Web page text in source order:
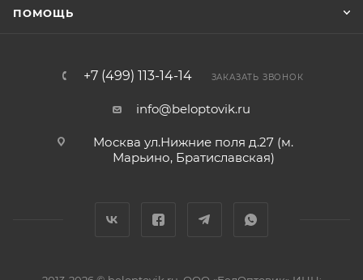
ПОМОЩЬ
+7 (499) 113-14-14 ЗАКАЗАТЬ ЗВОНОК
info@beloptovik.ru
Москва ул.Нижние поля д.27 (м.
Марьино, Братиславская)